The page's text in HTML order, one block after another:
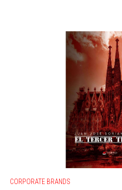
CORPORATE BRANDS